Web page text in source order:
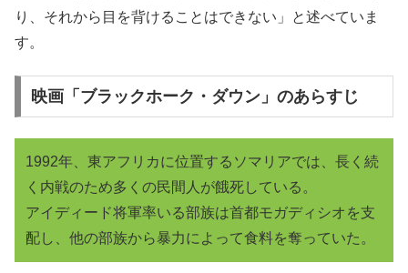
り、それから目を背けることはできない」と述べていま
す。
映画「ブラックホーク・ダウン」のあらすじ
1992年、東アフリカに位置するソマリアでは、長く続
く内戦のため多くの民間人が餓死している。
アイディード将軍率いる部族は首都モガディシオを支
配し、他の部族から暴力によって食料を奪っていた。